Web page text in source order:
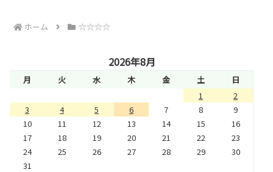
ホーム ☆☆☆☆
2026年8月
月 火 水 木 金 土
日
1
2
3
4 5 6 7 8
9
10
11 12 13 14 15
16
17
18 19 20 21 22
23
24
25 26 27 28 29
30
31